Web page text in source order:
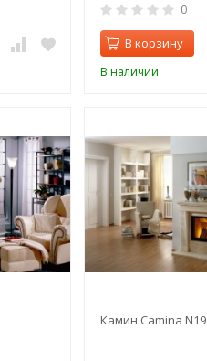
0
В корзину
В наличии
Камин Camina N19